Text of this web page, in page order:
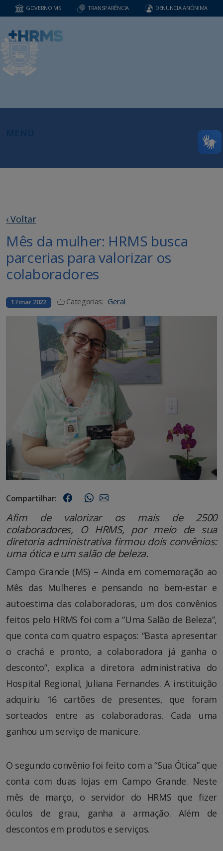
GOVERNO MS TRANSPARÊNCIA DENUNCIA ANÔNIMA
‹ Voltar
Mês da mulher: HRMS busca
parcerias para valorizar os
colaboradores
17 mar 2022 Categorias: Geral
Compartilhar:
Afim de valorizar os mais de 2500
colaboradores, O HRMS, por meio de sua
diretoria administrativa firmou dois convênios:
uma ótica e um salão de beleza.
Campo Grande (MS) – Ainda em comemoração ao
Mês das Mulheres e pensando no bem-estar e
autoestima das colaboradoras, um dos convênios
feitos pelo HRMS foi com a “Uma Salão de Beleza”,
que conta com quatro espaços: “Basta apresentar
o crachá e pronto, a colaboradora já ganha o
desconto”, explica a diretora administrativa do
Hospital Regional, Juliana Fernandes. A instituição
adquiriu 16 cartões de presentes, que foram
sorteados entre as colaboradoras. Cada uma
ganhou um serviço de manicure.
O segundo convênio foi feito com a “Sua Ótica” que
conta com duas lojas em Campo Grande. Neste
mês de março, o servidor do HRMS que fizer
óculos de grau, ganha a armação. Além de
descontos em produtos e serviços.